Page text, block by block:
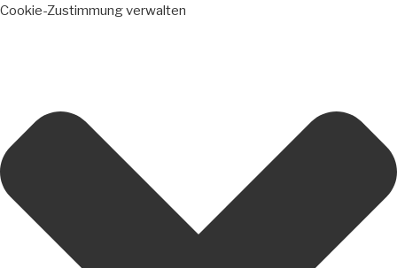
Cookie-Zustimmung verwalten